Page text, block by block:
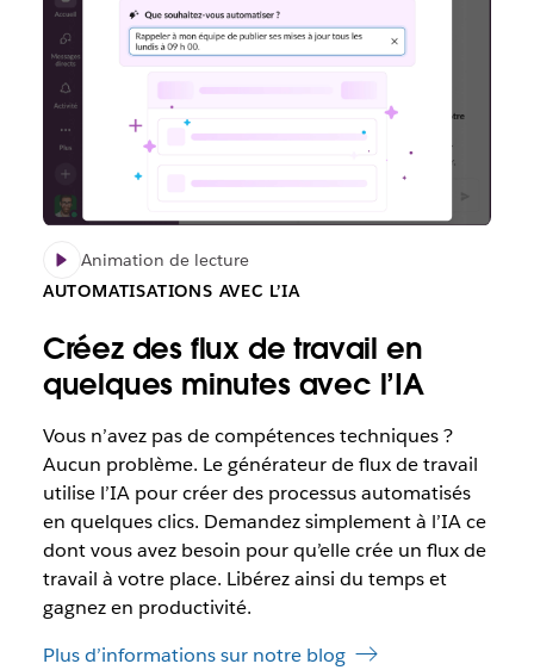
Animation de lecture
AUTOMATISATIONS AVEC L’IA
Créez des flux de travail en
quelques minutes avec l’IA
Vous n’avez pas de compétences techniques ?
Aucun problème. Le générateur de flux de travail
utilise l’IA pour créer des processus automatisés
en quelques clics. Demandez simplement à l’IA ce
dont vous avez besoin pour qu’elle crée un flux de
travail à votre place. Libérez ainsi du temps et
gagnez en productivité.
Plus d’informations sur notre blog